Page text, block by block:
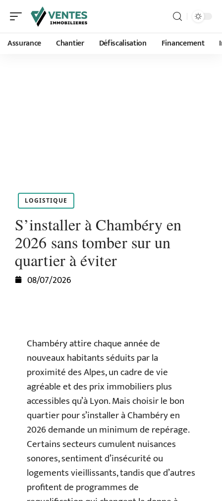
Assurance Chantier Défiscalisation Financement
LOGISTIQUE
S’installer à Chambéry en
2026 sans tomber sur un
quartier à éviter
08/07/2026
Chambéry attire chaque année de
nouveaux habitants séduits par la
proximité des Alpes, un cadre de vie
agréable et des prix immobiliers plus
accessibles qu’à Lyon. Mais choisir le bon
quartier pour s’installer à Chambéry en
2026 demande un minimum de repérage.
Certains secteurs cumulent nuisances
sonores, sentiment d’insécurité ou
logements vieillissants, tandis que d’autres
profitent de programmes de